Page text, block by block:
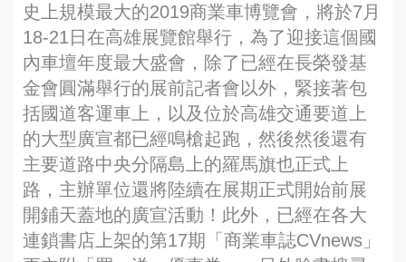
史上規模最大的2019商業車博覽會，將於7月
18-21日在高雄展覽館舉行，為了迎接這個國
內車壇年度最大盛會，除了已經在長榮發基
金會圓滿舉行的展前記者會以外，緊接著包
括國道客運車上，以及位於高雄交通要道上
的大型廣宣都已經鳴槍起跑，然後然後還有
主要道路中央分隔島上的羅馬旗也正式上
路，主辦單位還將陸續在展期正式開始前展
開鋪天蓋地的廣宣活動！此外，已經在各大
連鎖書店上架的第17期「商業車誌CVnews」